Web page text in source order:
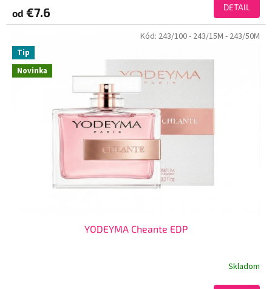
od €7.6 DETAIL
Novinka
Tip
YODEYMA Cheante EDP
Skladom
Kód: 243/100- 243/15M - 243/50M